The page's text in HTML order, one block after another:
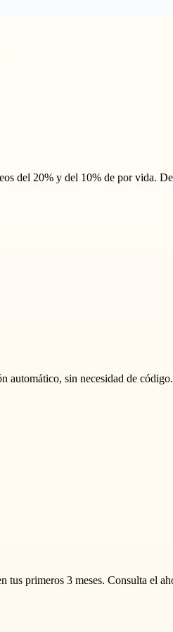
del 20% y del 10% de por vida.
automático, sin necesidad de
primeros 3 meses. Consulta el